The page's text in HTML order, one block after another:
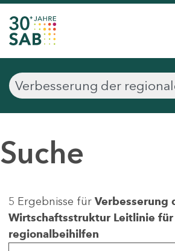
Suche
5 Ergebnisse für Verbesserung
Wirtschaftsstruktur Leitlinie für
regionalbeihilfen